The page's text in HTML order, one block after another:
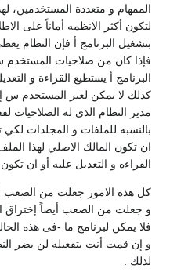
الممهام و متعددة المستخدمين،
لتكون أكثر الانظمه أماناً على
بتشغيل البرنامج أ فإن النظام
فإذا كان من صلاحيات المستخدم
البرنامج أ يستطيع القراءة و
كذلك لا يمكن لغير المستخدم س
مدير النظام الذى له الصلاحيات
بالنسبه للملفات و المجلدات
ان تكون المالك الاصلي لهذا
القراءه و التعديل عليه أو ان تكون
كل هذه الامور جعلت من الصعب
و جعلت من الصعب أيضاً إختراق
فلا يمكن لبرنامج ما -فى هذه
و إن قمت أنت بتفعيله لن يضر
لذلك .